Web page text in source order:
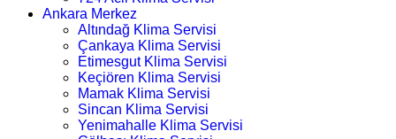
Ankara Merkez
Altındağ Klima Servisi
Çankaya Klima Servisi
Etimesgut Klima Servisi
Keçiören Klima Servisi
Mamak Klima Servisi
Sincan Klima Servisi
Yenimahalle Klima Servisi